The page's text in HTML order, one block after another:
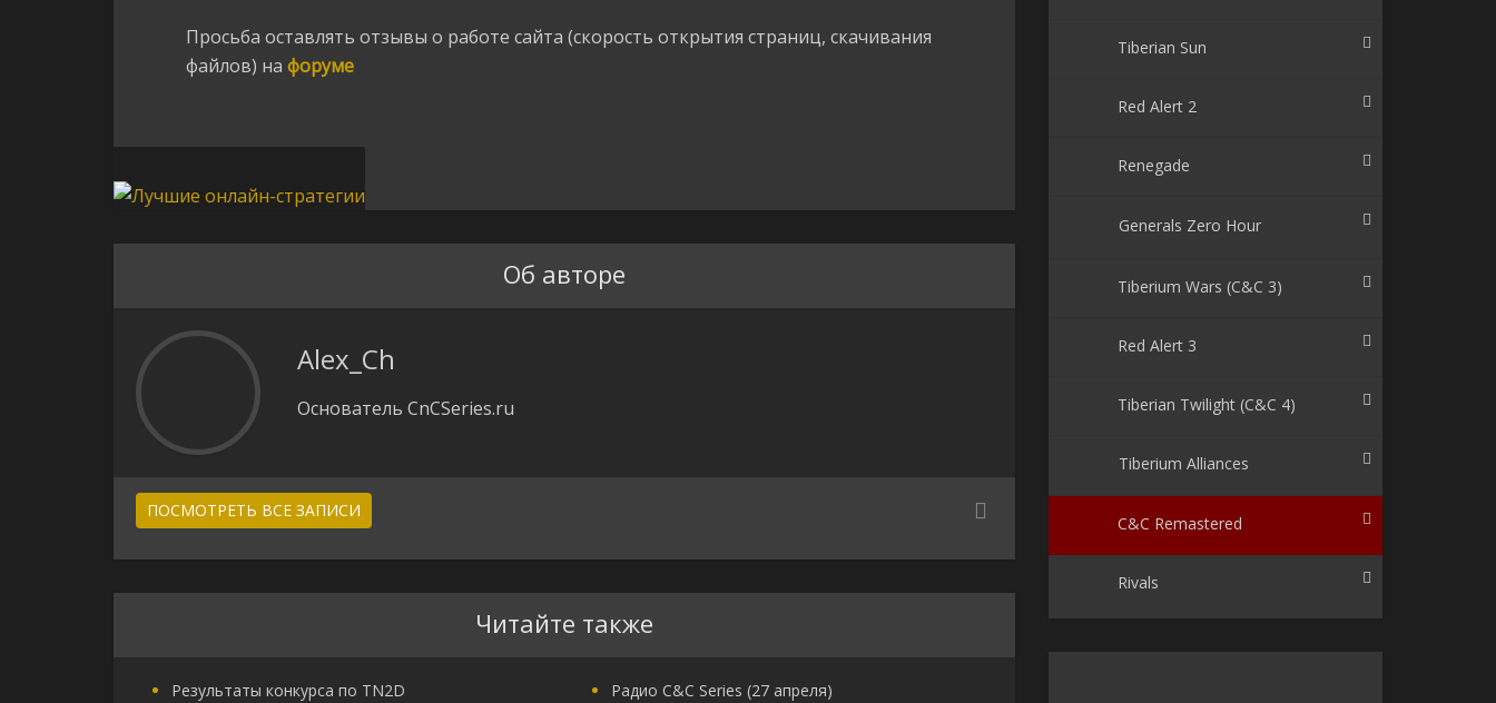
Просьба оставлять отзывы о работе сайта (скорость открытия страниц, скачивания
файлов) на форуме
Об авторе
Alex_Ch
Основатель CnCSeries.ru
ПОСМОТРЕТЬ ВСЕ ЗАПИСИ
Читайте также
Результаты конкурса по TN2D
Радио C&C Series (27 апреля)
Tiberian Sun
Red Alert 2
Renegade
Generals Zero Hour
Tiberium Wars (C&C 3)
Red Alert 3
Tiberian Twilight (C&C 4)
Tiberium Alliances
C&C Remastered
Rivals